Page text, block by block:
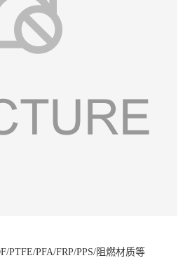
PTFE/PFA/FRP/PPS/阻燃材质等